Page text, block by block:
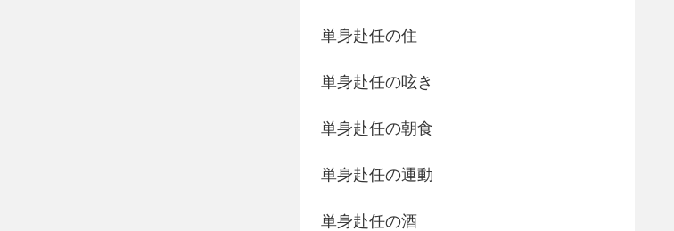
単身赴任の住
単身赴任の呟き
単身赴任の朝食
単身赴任の運動
単身赴任の酒